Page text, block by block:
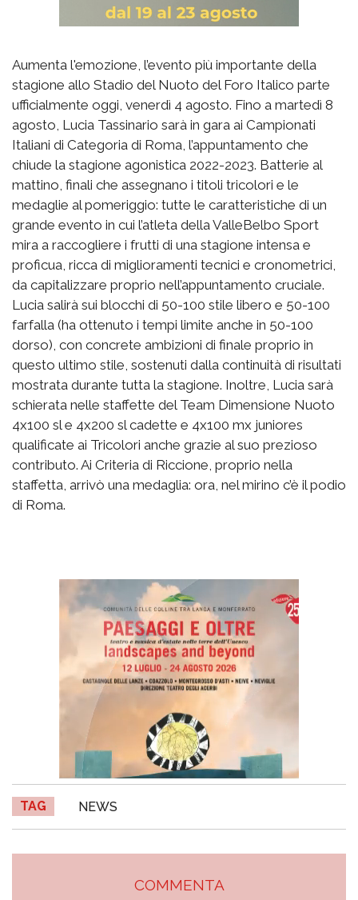
Aumenta l'emozione, l’evento più importante della
stagione allo Stadio del Nuoto del Foro Italico parte
ufficialmente oggi, venerdì 4 agosto. Fino a martedì 8
agosto, Lucia Tassinario sarà in gara ai Campionati
Italiani di Categoria di Roma, l’appuntamento che
chiude la stagione agonistica 2022-2023. Batterie al
mattino, finali che assegnano i titoli tricolori e le
medaglie al pomeriggio: tutte le caratteristiche di un
grande evento in cui l’atleta della ValleBelbo Sport
mira a raccogliere i frutti di una stagione intensa e
proficua, ricca di miglioramenti tecnici e cronometrici,
da capitalizzare proprio nell’appuntamento cruciale.
Lucia salirà sui blocchi di 50-100 stile libero e 50-100
farfalla (ha ottenuto i tempi limite anche in 50-100
dorso), con concrete ambizioni di finale proprio in
questo ultimo stile, sostenuti dalla continuità di risultati
mostrata durante tutta la stagione. Inoltre, Lucia sarà
schierata nelle staffette del Team Dimensione Nuoto
4x100 sl e 4x200 sl cadette e 4x100 mx juniores
qualificate ai Tricolori anche grazie al suo prezioso
contributo. Ai Criteria di Riccione, proprio nella
staffetta, arrivò una medaglia: ora, nel mirino c’è il podio
di Roma.
TAG NEWS
COMMENTA